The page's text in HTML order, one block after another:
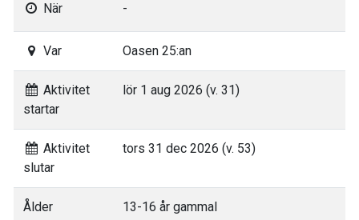
När -
Var Oasen 25:an
Aktivitet
startar
lör 1 aug 2026 (v. 31)
Aktivitet
slutar
tors 31 dec 2026 (v. 53)
Ålder 13-16 år gammal